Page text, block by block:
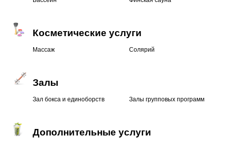
Косметические услуги
Массаж Солярий
Залы
Зал бокса и единоборств Залы групповых программ
Дополнительные услуги